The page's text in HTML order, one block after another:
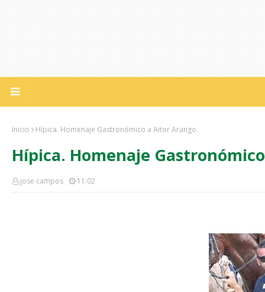
Inicio Hípica. Homenaje Gastronómico a Aitor Arango.
Hípica. Homenaje
jose campos 11:02